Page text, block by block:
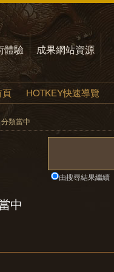
體驗 成果網站資源
HOTKEY快速導覽
類當中
由搜尋結果繼續
中